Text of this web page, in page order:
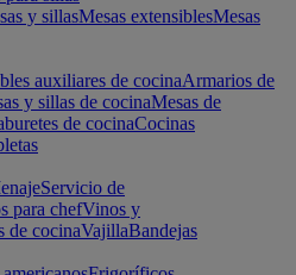
y sillasMesas extensiblesMesas
auxiliares de cocinaArmarios de
y sillas de cocinaMesas de
de cocinaCocinas
Servicio de
para chefVinos y
de cocinaVajillaBandejas